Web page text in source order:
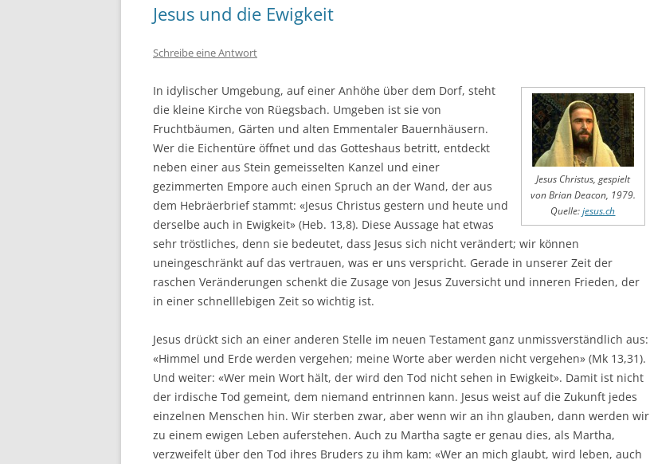
Jesus und die Ewigkeit
Schreibe eine Antwort
Jesus Christus, gespielt
von Brian Deacon, 1979.
Quelle:jesus.ch
In idylischer Umgebung, auf einer Anhöhe über dem Dorf, steht
die kleine Kirche von Rüegsbach. Umgeben ist sie von
Fruchtbäumen, Gärten und alten Emmentaler Bauernhäusern.
Wer die Eichentüre öffnet und das Gotteshaus betritt, entdeckt
neben einer aus Stein gemeisselten Kanzel und einer
gezimmerten Empore auch einen Spruch an der Wand, der aus
dem Hebräerbrief stammt: «Jesus Christus gestern und heute und
derselbe auch in Ewigkeit» (Heb. 13,8). Diese Aussage hat etwas
sehr tröstliches, denn sie bedeutet, dass Jesus sich nicht verändert; wir können
uneingeschränkt auf das vertrauen, was er uns verspricht. Gerade in unserer Zeit der
raschen Veränderungen schenkt die Zusage von Jesus Zuversicht und inneren Frieden, der
in einer schnelllebigen Zeit so wichtig ist.
Jesus drückt sich an einer anderen Stelle im neuen Testament ganz unmissverständlich aus:
«Himmel und Erde werden vergehen; meine Worte aber werden nicht vergehen» (Mk 13,31).
Und weiter: «Wer mein Wort hält, der wird den Tod nicht sehen in Ewigkeit». Damit ist nicht
der irdische Tod gemeint, dem niemand entrinnen kann. Jesus weist auf die Zukunft jedes
einzelnen Menschen hin. Wir sterben zwar, aber wenn wir an ihn glauben, dann werden wir
zu einem ewigen Leben auferstehen. Auch zu Martha sagte er genau dies, als Martha,
verzweifelt über den Tod ihres Bruders zu ihm kam: «Wer an mich glaubt, wird leben, auch